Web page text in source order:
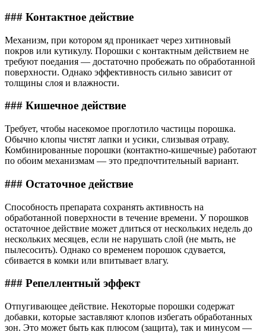
### Контактное действие
Механизм, при котором яд проникает через хитиновый
покров или кутикулу. Порошки с контактным действием не
требуют поедания — достаточно пробежать по обработанной
поверхности. Однако эффективность сильно зависит от
толщины слоя и влажности.
### Кишечное действие
Требует, чтобы насекомое проглотило частицы порошка.
Обычно клопы чистят лапки и усики, слизывая отраву.
Комбинированные порошки (контактно-кишечные) работают
по обоим механизмам — это предпочтительный вариант.
### Остаточное действие
Способность препарата сохранять активность на
обработанной поверхности в течение времени. У порошков
остаточное действие может длиться от нескольких недель до
нескольких месяцев, если не нарушать слой (не мыть, не
пылесосить). Однако со временем порошок сдувается,
сбивается в комки или впитывает влагу.
### Репеллентный эффект
Отпугивающее действие. Некоторые порошки содержат
добавки, которые заставляют клопов избегать обработанных
зон. Это может быть как плюсом (защита), так и минусом —